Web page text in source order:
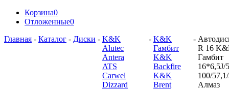
Корзина0
Отложенные0
Главная - Каталог - Диски - K&K
Alutec
Antera
ATS
Carwel
Dizzard
- K&K
Гамбит
K&K
Backfire
K&K
Brent
-
R 16
Гамбит
16*6,5J/
100/
Алмаз